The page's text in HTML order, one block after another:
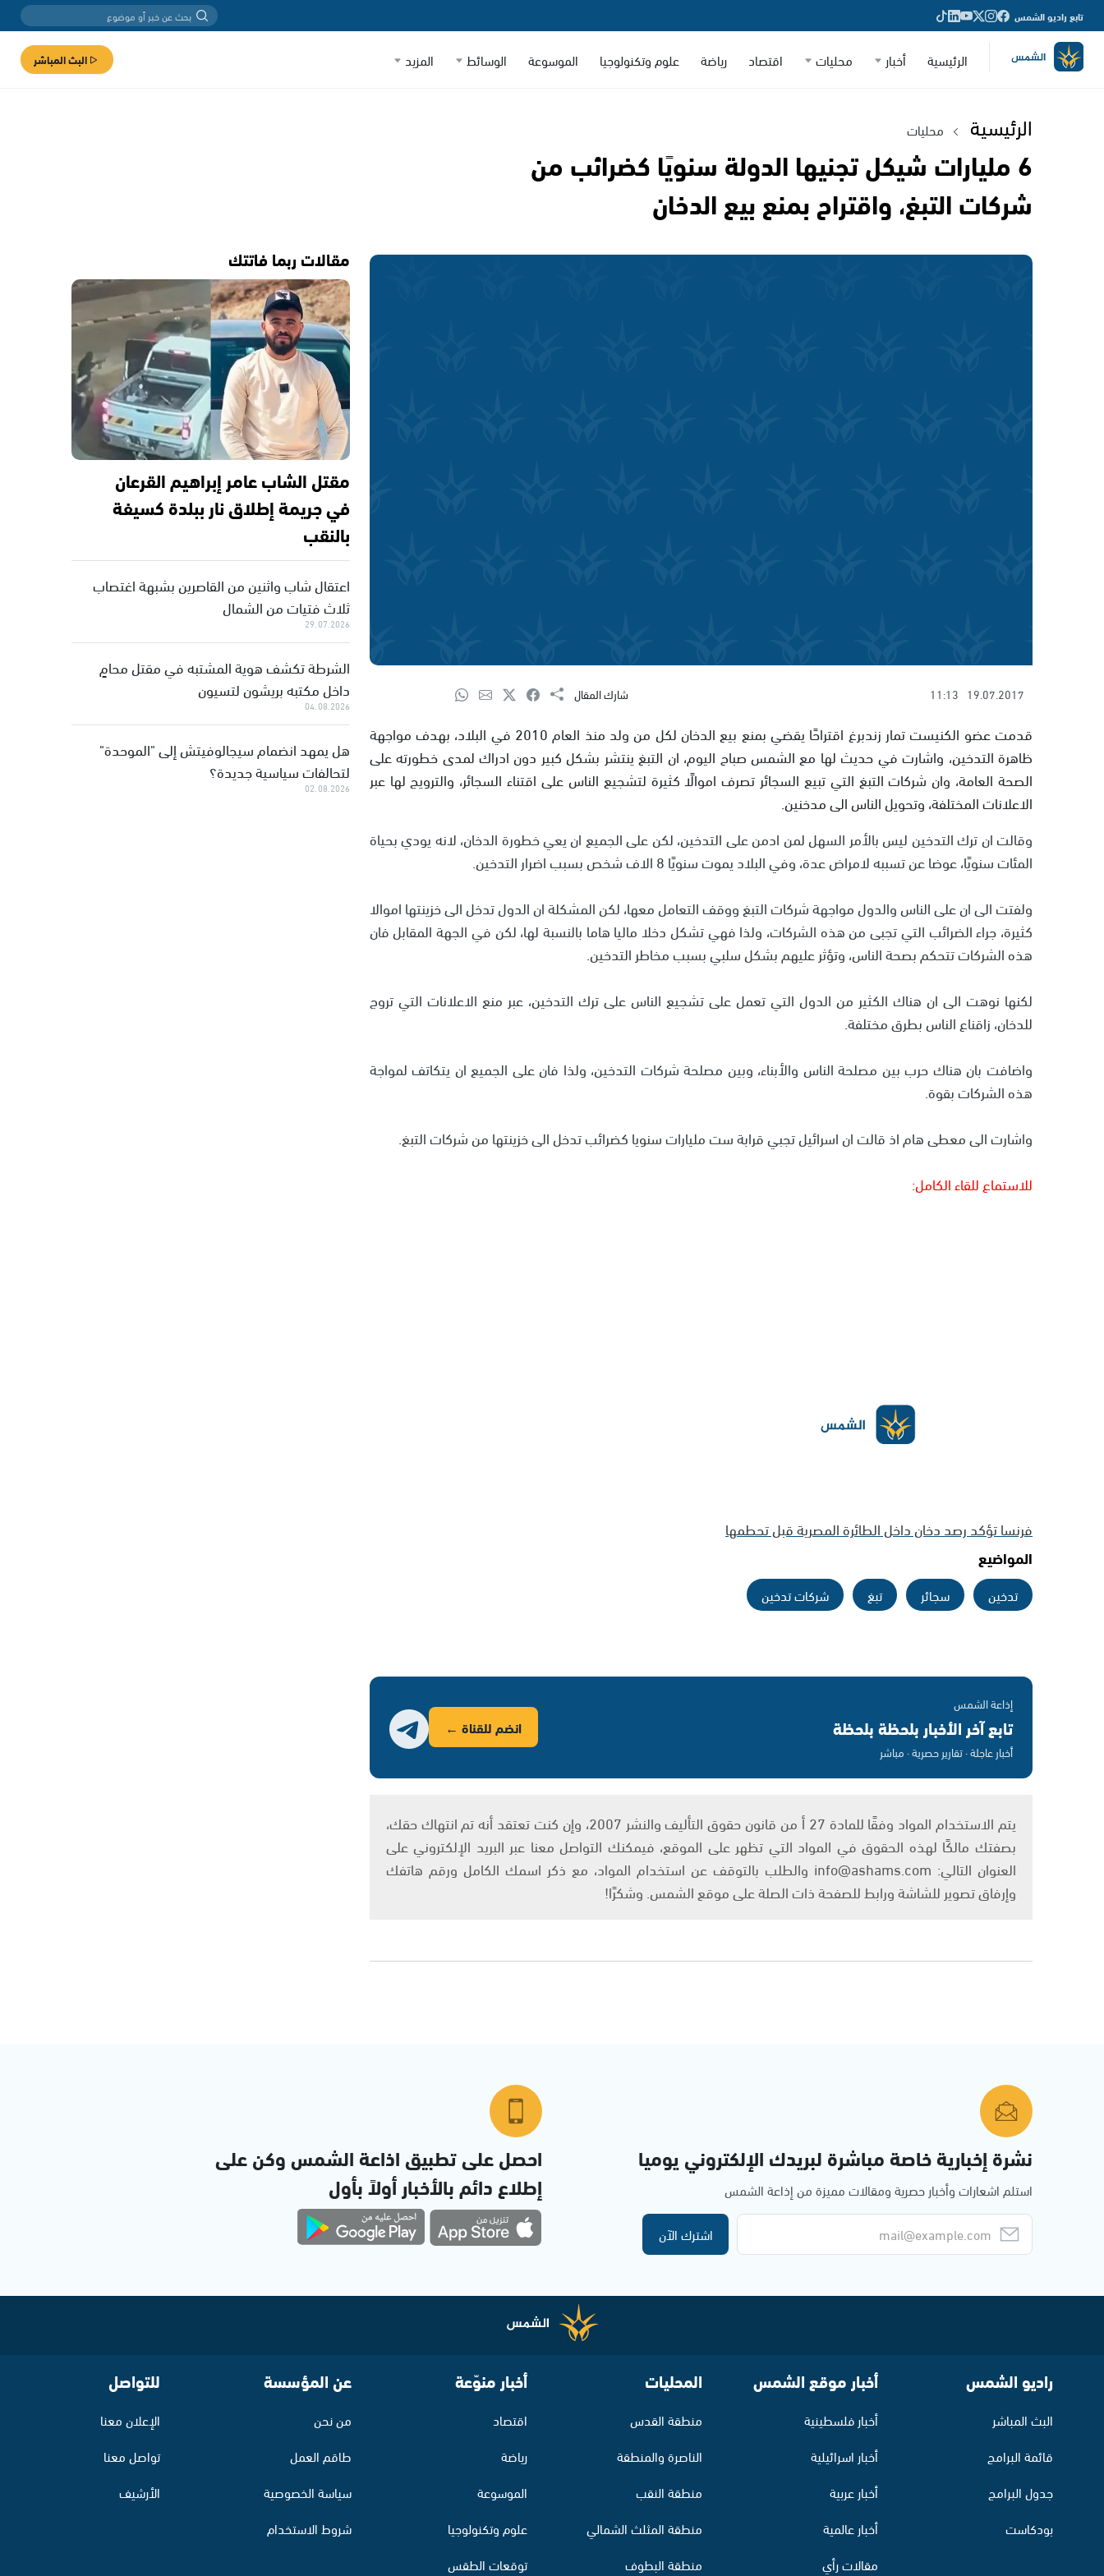
تابع راديو الشمس
الرئيسية أخبار محليات اقتصاد رياضة علوم وتكنولوجيا الموسوعة الوسائط المزيد البث المباشر
الرئيسية محليات
6 مليارات شيكل تجنيها الدولة سنويًا كضرائب من
شركات التبغ، واقتراح بمنع بيع الدخان
19.07.2017
11:13 شارك المقال
قدمت عضو الكنيست تمار زندبرغ اقتراحًا يقضي بمنع بيع الدخان لكل من ولد منذ العام 2010 في البلاد، بهدف مواجهة
ظاهرة التدخين، واشارت في حديث لها مع الشمس صباح اليوم، ان التبغ ينتشر بشكل كبير دون ادراك لمدى خطورته على
الصحة العامة، وان شركات التبغ التي تبيع السجائر تصرف اموالًا كثيرة لتشجيع الناس على اقتناء السجائر، والترويج لها عبر
الاعلانات المختلفة، وتحويل الناس الى مدخنين.
وقالت ان ترك التدخين ليس بالأمر السهل لمن ادمن على التدخين، لكن على الجميع ان يعي خطورة الدخان، لانه يودي بحياة
المئات سنويًا، عوضا عن تسببه لامراض عدة، وفي البلاد يموت سنويًا 8 الاف شخص بسبب اضرار التدخين.
ولفتت الى ان على الناس والدول مواجهة شركات التبغ ووقف التعامل معها، لكن المشكلة ان الدول تدخل الى خزينتها اموالا
كثيرة، جراء الضرائب التي تجبى من هذه الشركات، ولذا فهي تشكل دخلا ماليا هاما بالنسبة لها، لكن في الجهة المقابل فان
هذه الشركات تتحكم بصحة الناس، وتؤثر عليهم بشكل سلبي بسبب مخاطر التدخين.
لكنها نوهت الى ان هناك الكثير من الدول التي تعمل على تشجيع الناس على ترك التدخين، عبر منع الاعلانات التي تروج
للدخان، زاقناع الناس بطرق مختلفة.
واضافت بان هناك حرب بين مصلحة الناس والأبناء، وبين مصلحة شركات التدخين، ولذا فان على الجميع ان يتكاتف لمواجة
هذه الشركات بقوة.
واشارت الى معطى هام اذ قالت ان اسرائيل تجبي قرابة ست مليارات سنويا كضرائب تدخل الى خزينتها من شركات التبغ.
للاستماع للقاء الكامل:
فرنسا تؤكد رصد دخان داخل الطائرة المصرية قبل تحطمها
المواضيع
تدخين سجائر تبغ شركات تدخين
إذاعة الشمس
تابع آخر الأخبار بلحظة بلحظة
أخبار عاجلة · تقارير حصرية · مباشر
انضم للقناة ←
يتم الاستخدام المواد وفقًا للمادة 27 أ من قانون حقوق التأليف والنشر 2007، وإن كنت تعتقد أنه تم انتهاك حقك،
بصفتك مالكًا لهذه الحقوق في المواد التي تظهر على الموقع، فيمكنك التواصل معنا عبر البريد الإلكتروني على
العنوان التالي: info@ashams.com والطلب بالتوقف عن استخدام المواد، مع ذكر اسمك الكامل ورقم هاتفك
وإرفاق تصوير للشاشة ورابط للصفحة ذات الصلة على موقع الشمس. وشكرًا!
مقالات ربما فاتتك
مقتل الشاب عامر إبراهيم القرعان
في جريمة إطلاق نار ببلدة كسيفة
بالنقب
اعتقال شاب واثنين من القاصرين بشبهة اغتصاب
ثلاث فتيات من الشمال
29.07.2026
الشرطة تكشف هوية المشتبه في مقتل محامٍ
داخل مكتبه بريشون لتسيون
04.08.2026
هل يمهد انضمام سيجالوفيتش إلى "الموحدة"
لتحالفات سياسية جديدة؟
02.08.2026
نشرة إخبارية خاصة مباشرة لبريدك الإلكتروني يوميا
استلم اشعارات وأخبار حصرية ومقالات مميزة من إذاعة الشمس
اشترك الآن
احصل على تطبيق اذاعة الشمس وكن على
إطلاع دائم بالأخبار أولاً بأول
راديو الشمس
البث المباشر
قائمة البرامج
جدول البرامج
بودكاست
أخبار موقع الشمس
أخبار فلسطينية
أخبار اسرائيلية
أخبار عربية
أخبار عالمية
مقالات رأي
المحليات
منطقة القدس
الناصرة والمنطقة
منطقة النقب
منطقة المثلث الشمالي
منطقة البطوف
أخبار منوّعة
اقتصاد
رياضة
الموسوعة
علوم وتكنولوجيا
توقعات الطقس
عن المؤسسة
من نحن
طاقم العمل
سياسة الخصوصية
شروط الاستخدام
للتواصل
الإعلان معنا
تواصل معنا
الأرشيف